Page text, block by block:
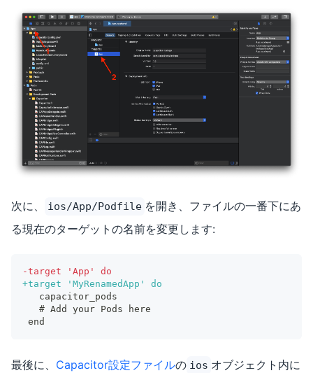
次に、 ios/App/Podfile を開き、ファイルの一番下にあ
る現在のターゲットの名前を変更します:
-target 'App' do
+target 'MyRenamedApp' do
  capacitor_pods
  # Add your Pods here
end
最後に、 Capacitor設定ファイルの ios オブジェクト内に